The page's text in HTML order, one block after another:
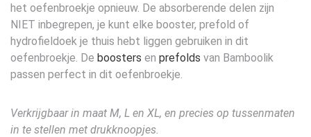
het oefenbroekje opnieuw. De absorberende delen zijn
NIET inbegrepen, je kunt elke booster, prefold of
hydrofieldoek je thuis hebt liggen gebruiken in dit
oefenbroekje. De boosters en prefolds van Bamboolik
passen perfect in dit oefenbroekje.
Verkrijgbaar in maat M, L en XL, en precies op tussenmaten
in te stellen met drukknoopjes.